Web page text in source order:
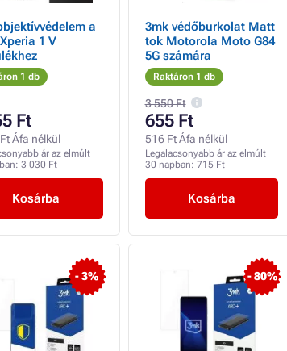
a
1 V
1 db
Ft
Áfa nélkül
ár az elmúlt
3 030 Ft
Kosárba
3mk védőburkolat Matt
tok Motorola Moto G84
5G számára
Raktáron 1 db
3 550 Ft
655 Ft
516 Ft Áfa nélkül
Legalacsonyabb ár az elmúlt
30 napban: 715 Ft
Kosárba
- 3% - 80%